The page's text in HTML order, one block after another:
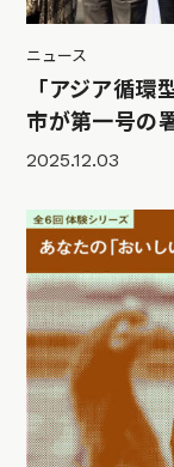
ニュース
「アジア循環
市が第一号の
2025.12.03